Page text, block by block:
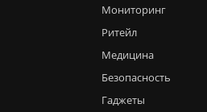
Мониторинг
Ритейл
Медицина
Безопасность
Гаджеты